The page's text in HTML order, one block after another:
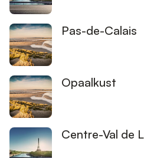
Pas-de-Calais
Opaalkust
Centre-Val de